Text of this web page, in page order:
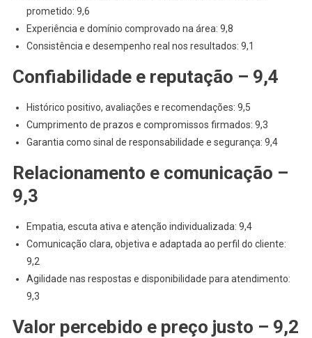
prometido: 9,6
Experiência e domínio comprovado na área: 9,8
Consistência e desempenho real nos resultados: 9,1
Confiabilidade e reputação – 9,4
Histórico positivo, avaliações e recomendações: 9,5
Cumprimento de prazos e compromissos firmados: 9,3
Garantia como sinal de responsabilidade e segurança: 9,4
Relacionamento e comunicação –
9,3
Empatia, escuta ativa e atenção individualizada: 9,4
Comunicação clara, objetiva e adaptada ao perfil do cliente:
9,2
Agilidade nas respostas e disponibilidade para atendimento:
9,3
Valor percebido e preço justo – 9,2